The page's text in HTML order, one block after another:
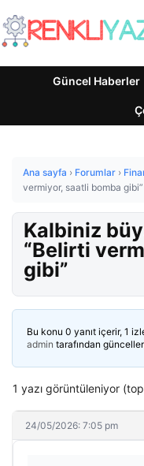
Güncel Haberler
Ana sayfa › Forumlar ›
vermiyor, saatli bomba gibi”
Kalbiniz
“Belirti
gibi”
Bu konu 0 yanıt içerir, 1
admin tarafından
1 yazı görüntüleniyor
24/05/2026: 7:05 pm